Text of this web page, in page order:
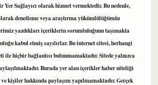
Sağlayıcı olarak hizmet vermektedir. Bu nedenle,
denetleme veya araştırma yükümlülüğümüz
yazdıkları içeriklerin sorumluluğunu taşımakta
kabul etmiş sayılırlar. Bu internet sitesi, herhangi
ile hiçbir bağlantısı bulunmamaktadır. Sitede yalnızca
Burada yer alan içerikler haber niteliği
kişiler hakkında paylaşım yapılmamaktadır. Gerçek